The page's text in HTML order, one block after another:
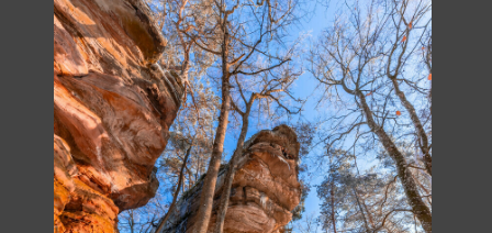
DRUCKQUALITÄTEN
LED-LEUCHTBILDER
WIR DRUCKEN IHR BILD
AUSSTELLUNGEN
HEIMATLICHTER